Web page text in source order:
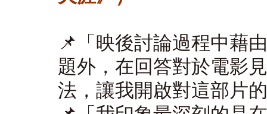
📌 「映後討論過程中藉
題外，在回答對於電影
法，讓我開啟對這部片